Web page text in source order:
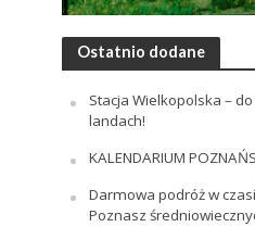
Ostatnio dodane
Stacja Wielkopolska –
landach!
KALENDARIUM
Darmowa podróż w
Poznasz